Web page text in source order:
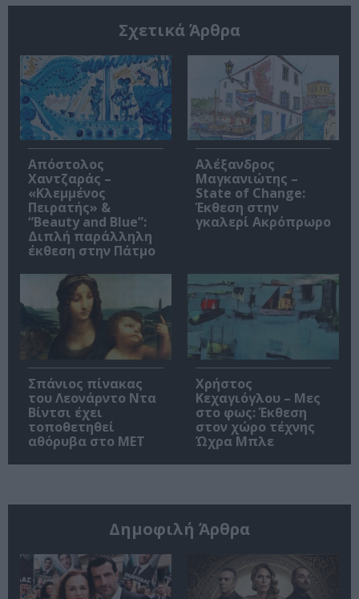
Σχετικά Άρθρα
Απόστολος
Χαντζαράς –
«Κλεμμένος
Πειρατής» &
“Beauty and Blue”:
Διπλή παράλληλη
έκθεση στην Πάτμο
Αλέξανδρος
Μαγκανιώτης –
State of Change:
Έκθεση στην
γκαλερί Ακρόπρωρο
Σπάνιος πίνακας
του Λεονάρντο Ντα
Βίντσι έχει
τοποθετηθεί
αθόρυβα στο MET
Χρήστος
Κεχαγιόγλου – Μες
στο φως: Έκθεση
στον χώρο τέχνης
Ώχρα Μπλε
Δημοφιλή Άρθρα